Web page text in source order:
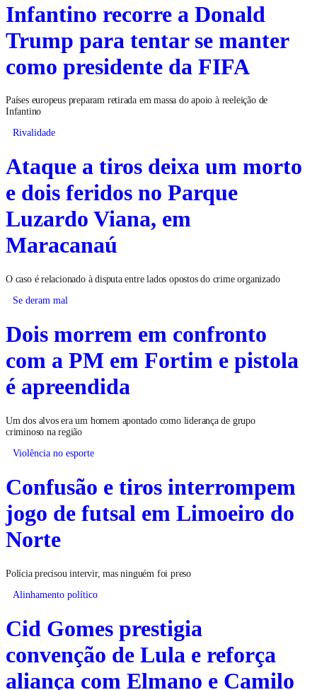
Infantino recorre a Donald
Trump para tentar se manter
como presidente da FIFA
Países europeus preparam retirada em massa do apoio à reeleição de
Infantino
Rivalidade
Ataque a tiros deixa um morto
e dois feridos no Parque
Luzardo Viana, em
Maracanaú
O caso é relacionado à disputa entre lados opostos do crime organizado
Se deram mal
Dois morrem em confronto
com a PM em Fortim e pistola
é apreendida
Um dos alvos era um homem apontado como liderança de grupo
criminoso na região
Violência no esporte
Confusão e tiros interrompem
jogo de futsal em Limoeiro do
Norte
Polícia precisou intervir, mas ninguém foi preso
Alinhamento político
Cid Gomes prestigia
convenção de Lula e reforça
aliança com Elmano e Camilo